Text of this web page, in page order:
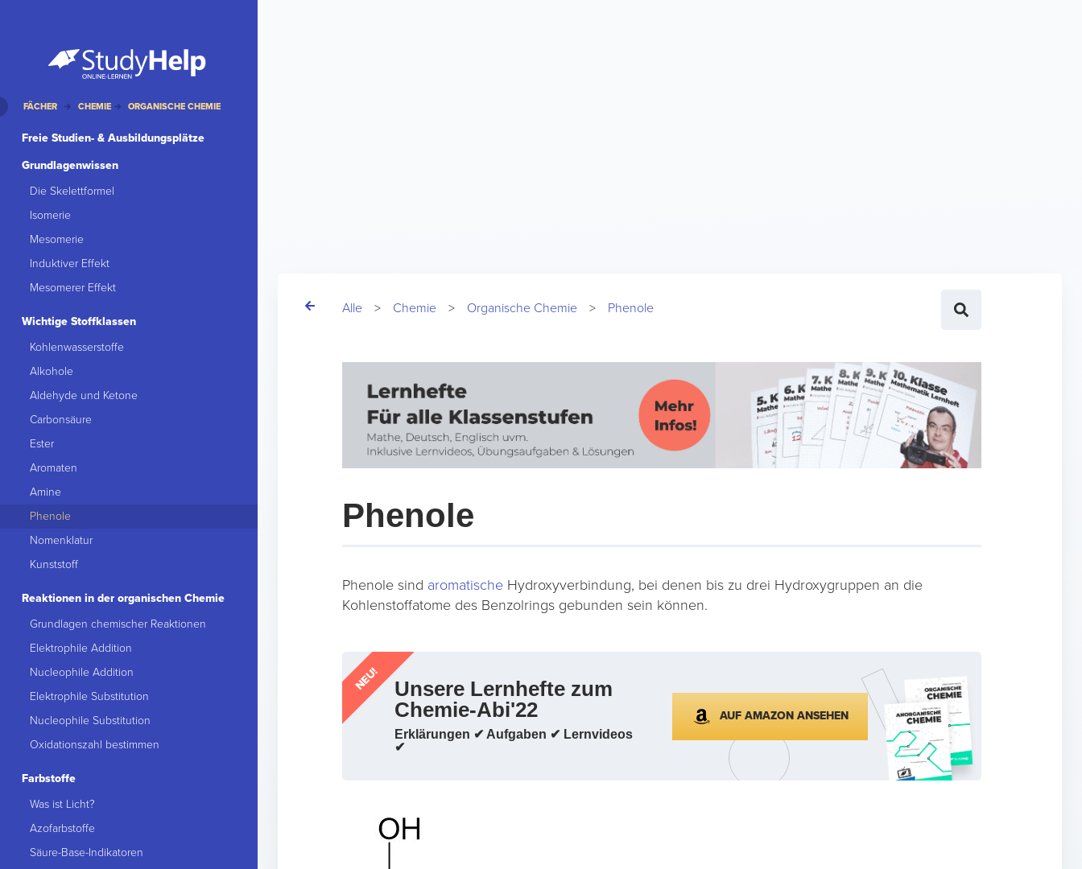
Alle Chemie Organische Chemie Phenole
Phenole
Phenole sind aromatische Hydroxyverbindung, bei denen bis zu drei Hydroxygruppen an die
Kohlenstoffatome des Benzolrings gebunden sein können.
Unsere Lernhefte zum
Chemie-Abi'22
Erklärungen ✔ Aufgaben ✔ Lernvideos
✔
AUF AMAZON ANSEHEN
NEU!
FÄCHER CHEMIE ORGANISCHE CHEMIE
Freie Studien- & Ausbildungsplätze
Grundlagenwissen
Die Skelettformel
Isomerie
Mesomerie
Induktiver Effekt
Mesomerer Effekt
Wichtige Stoffklassen
Kohlenwasserstoffe
Alkohole
Aldehyde und Ketone
Carbonsäure
Ester
Aromaten
Amine
Phenole
Nomenklatur
Kunststoff
Reaktionen in der organischen Chemie
Grundlagen chemischer Reaktionen
Elektrophile Addition
Nucleophile Addition
Elektrophile Substitution
Nucleophile Substitution
Oxidationszahl bestimmen
Farbstoffe
Was ist Licht?
Azofarbstoffe
Säure-Base-Indikatoren